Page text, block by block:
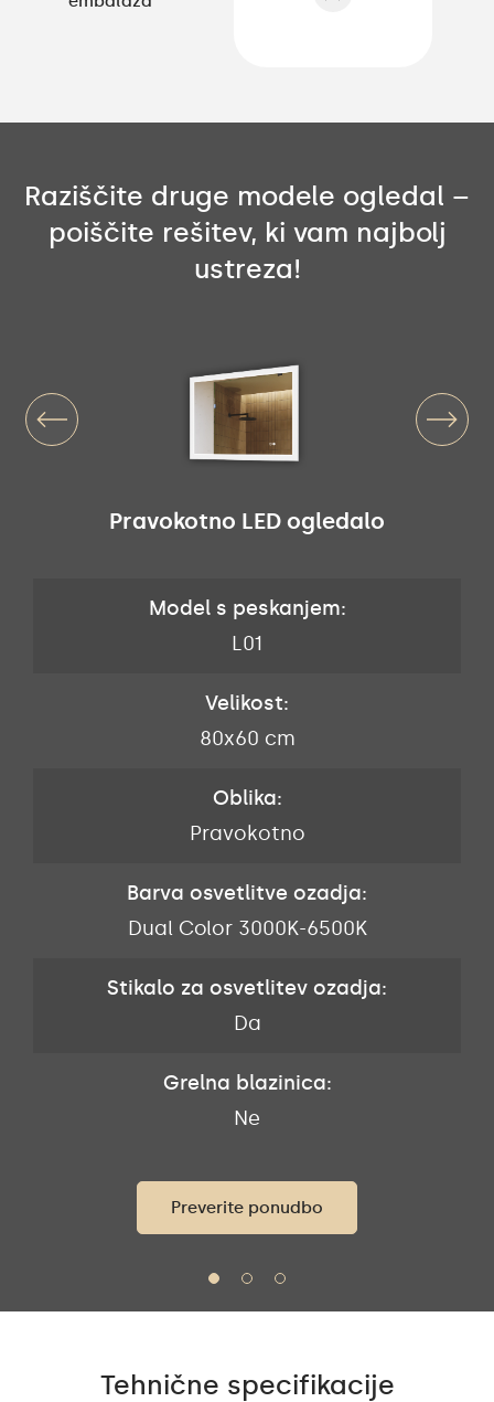
Raziščite druge modele ogledal –
poiščite rešitev, ki vam najbolj
ustreza!
Pravokotno LED ogledalo
Model s peskanjem:
L01
Velikost:
80x60 cm
Oblika:
Pravokotno
Barva osvetlitve ozadja:
Dual Color 3000K-6500K
Stikalo za osvetlitev ozadja:
Da
Grelna blazinica:
Ne
Preverite ponudbo
Tehnične specifikacije